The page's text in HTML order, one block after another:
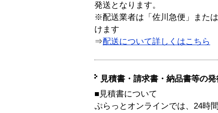
発送となります。
※配送業者は「佐川急便」また
けます
⇒配送について詳しくはこちら
見積書・請求書・納品書等の
■見積書について
ぷらっとオンラインでは、24時